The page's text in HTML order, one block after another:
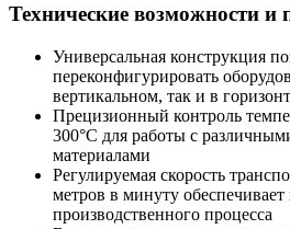
Технические возможности и
Универсальная конструкция
переконфигурировать
вертикальном, так и в
Прецизионный контроль
300°C для работы с
материалами
Регулируемая скорость
метров в минуту обеспечивает
производственного процесса